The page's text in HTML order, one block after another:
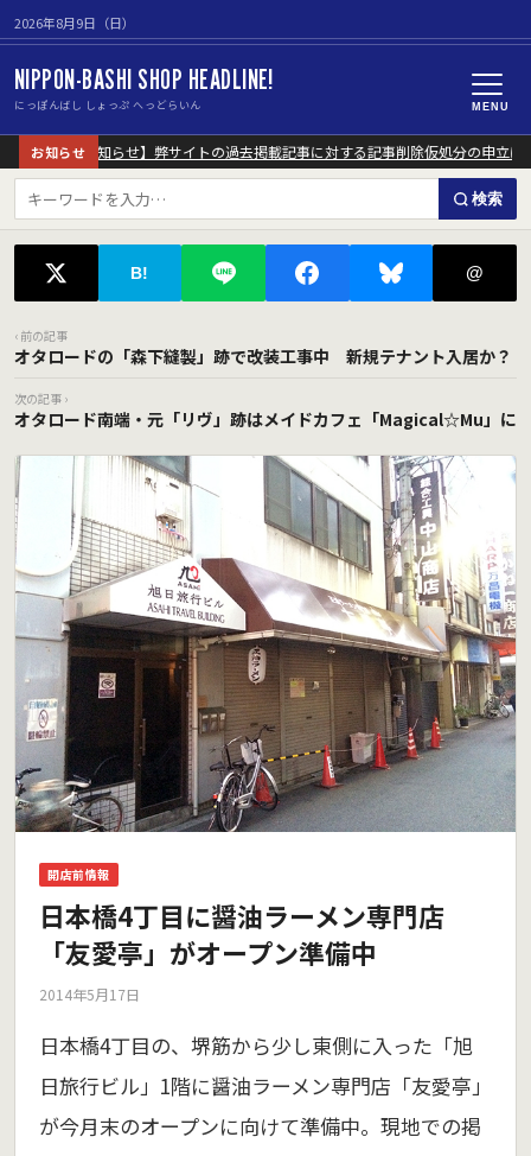
2026年8月9日（日）
NIPPON-BASHI SHOP HEADLINE!
にっぽんばし しょっぷ へっどらいん MENU
お知らせ
【重要なお知らせ】弊サイトの過去掲載記事に対する記事削除仮処分の申立につ
検索
B! @
‹ 前の記事
オタロードの「森下縫製」跡で改装工事中 新規テナント入居か？
次の記事 ›
オタロード南端・元「リヴ」跡はメイドカフェ「Magical☆Mu」に
開店前情報
日本橋4丁目に醤油ラーメン専門店
「友愛亭」がオープン準備中
2014年5月17日
日本橋4丁目の、堺筋から少し東側に入った「旭
日旅行ビル」1階に醤油ラーメン専門店「友愛亭」
が今月末のオープンに向けて準備中。現地での掲